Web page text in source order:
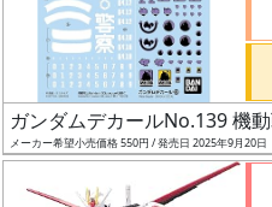
ー
ズ・
ガンダムデカールNo.139 機
メーカー希望小売価格 550円 / 発売日 2025年9月20日